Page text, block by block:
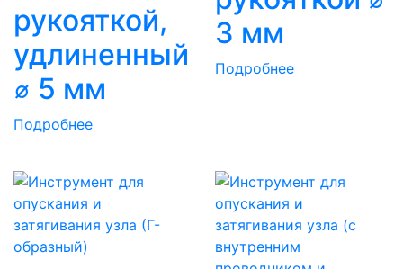
рукояткой,
удлиненный
⌀ 5 мм
Подробнее
3 мм
Подробнее